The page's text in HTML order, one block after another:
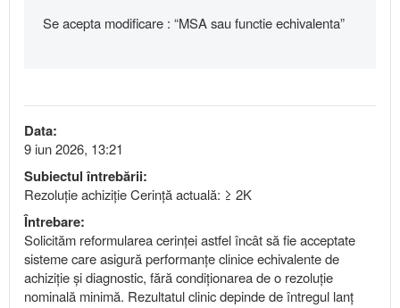
Se acepta modificare : “MSA sau functie echivalenta”
Data:
9 iun 2026, 13:21
Subiectul întrebării:
Rezoluție achiziție Cerință actuală: ≥ 2K
Întrebare:
Solicităm reformularea cerinței astfel încât să fie acceptate
sisteme care asigură performanțe clinice echivalente de
achiziție și diagnostic, fără condiționarea de o rezoluție
nominală minimă. Rezultatul clinic depinde de întregul lanț